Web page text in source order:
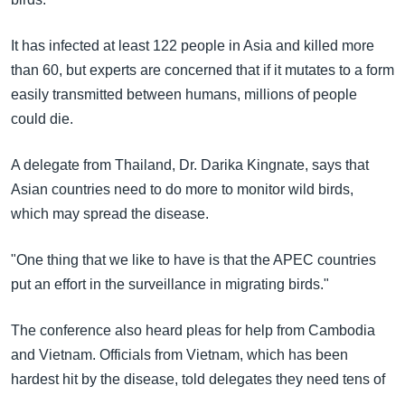
It has infected at least 122 people in Asia and killed more
than 60, but experts are concerned that if it mutates to a form
easily transmitted between humans, millions of people
could die.
A delegate from Thailand, Dr. Darika Kingnate, says that
Asian countries need to do more to monitor wild birds,
which may spread the disease.
"One thing that we like to have is that the APEC countries
put an effort in the surveillance in migrating birds."
The conference also heard pleas for help from Cambodia
and Vietnam. Officials from Vietnam, which has been
hardest hit by the disease, told delegates they need tens of